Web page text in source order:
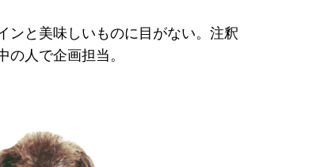
ンと美味しいものに目がない。注釈
の人で企画担当。